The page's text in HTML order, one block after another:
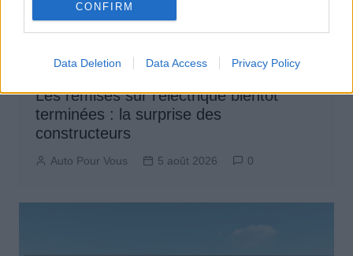
CONFIRM
Data Deletion Data Access Privacy Policy
Achat Automobile
Les remises sur l’électrique bientôt
terminées : la surprise des
constructeurs
Auto Pour Vous 5 août 2026 0